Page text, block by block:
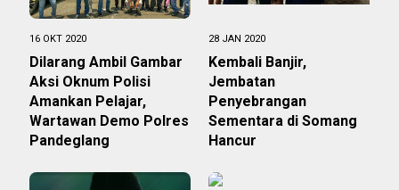
16 OKT 2020
Dilarang Ambil Gambar
Aksi Oknum Polisi
Amankan Pelajar,
Wartawan Demo Polres
Pandeglang
28 JAN 2020
Kembali Banjir,
Jembatan
Penyebrangan
Sementara di Somang
Hancur